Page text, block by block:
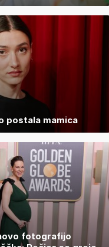
postala mamica
fotografijo